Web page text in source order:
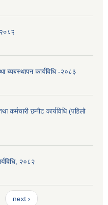
२०८२
कार्यविधि -२०८३
कर्मचारी छनौट कार्यविधि (पहिलो
२०८२
next ›